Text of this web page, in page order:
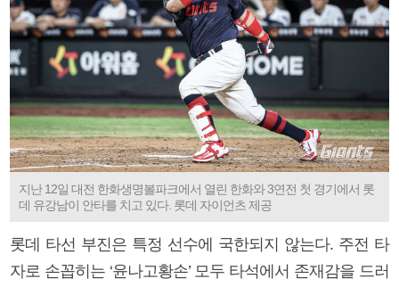
지난 12일 대전 한화생명볼파크에서 열린 한화와 3연전 첫 경기에서 롯
데 유강남이 안타를 치고 있다. 롯데 자이언츠 제공
롯데 타선 부진은 특정 선수에 국한되지 않는다. 주전 타
자로 손꼽히는 ‘윤나고황손’ 모두 타석에서 존재감을 드러